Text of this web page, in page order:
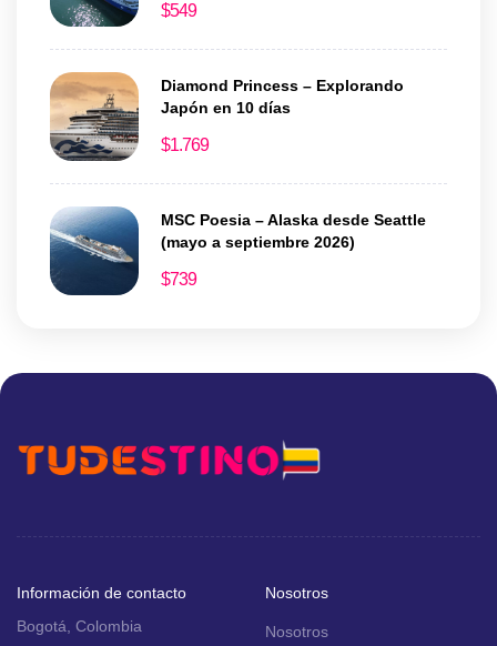
$549
Diamond Princess – Explorando
Japón en 10 días
$1.769
MSC Poesia – Alaska desde Seattle
(mayo a septiembre 2026)
$739
Información de contacto
Bogotá, Colombia
Nosotros
Nosotros